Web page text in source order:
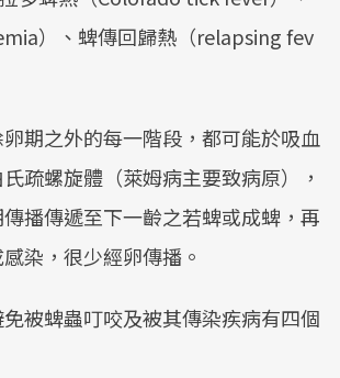
）、蜱傳回歸熱（relapsing fev
期之外的每一階段，都可能於吸血
疏螺旋體（萊姆病主要致病原），
播傳遞至下一齡之若蜱或成蜱，再
染，很少經卵傳播。
被蜱蟲叮咬及被其傳染疾病有四個